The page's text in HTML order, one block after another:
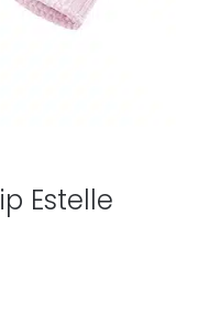
Estelle